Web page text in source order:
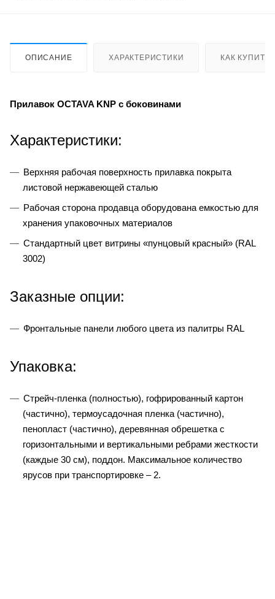
ОПИСАНИЕ ХАРАКТЕРИСТИКИ КАК КУПИТЬ
Прилавок OCTAVA KNP с боковинами
Характеристики:
Верхняя рабочая поверхность прилавка покрыта
листовой нержавеющей сталью
Рабочая сторона продавца оборудована емкостью для
хранения упаковочных материалов
Стандартный цвет витрины «пунцовый красный» (RAL
3002)
Заказные опции:
Фронтальные панели любого цвета из палитры RAL
Упаковка:
Стрейч-пленка (полностью), гофрированный картон
(частично), термоусадочная пленка (частично),
пенопласт (частично), деревянная обрешетка с
горизонтальными и вертикальными ребрами жесткости
(каждые 30 см), поддон. Максимальное количество
ярусов при транспортировке – 2.